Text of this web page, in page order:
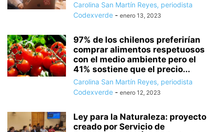
Carolina San Martín Reyes, periodista
Codexverde - enero 13, 2023
97% de los chilenos preferirían
comprar alimentos respetuosos
con el medio ambiente pero el
41% sostiene que el precio...
Carolina San Martín Reyes, periodista
Codexverde - enero 12, 2023
Ley para la Naturaleza: proyecto
creado por Servicio de